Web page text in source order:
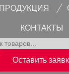
ПРОДУКЦИЯ
КОНТАКТЫ
Оставить